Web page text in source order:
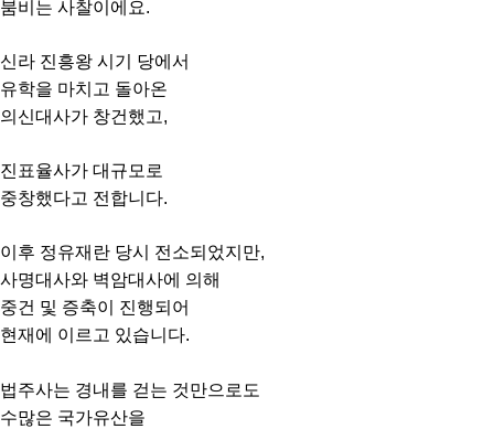
붐비는 사찰이에요.
신라 진흥왕 시기 당에서
유학을 마치고 돌아온
의신대사가 창건했고,
진표율사가 대규모로
중창했다고 전합니다.
이후 정유재란 당시 전소되었지만,
사명대사와 벽암대사에 의해
중건 및 증축이 진행되어
현재에 이르고 있습니다.
법주사는 경내를 걷는 것만으로도
수많은 국가유산을